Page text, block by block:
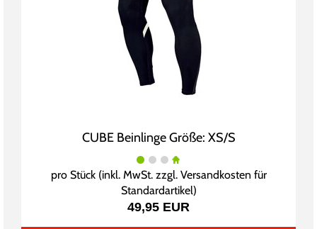
CUBE Beinlinge Größe: XS/S
pro Stück (inkl. MwSt. zzgl. Versandkosten für
Standardartikel)
49,95 EUR